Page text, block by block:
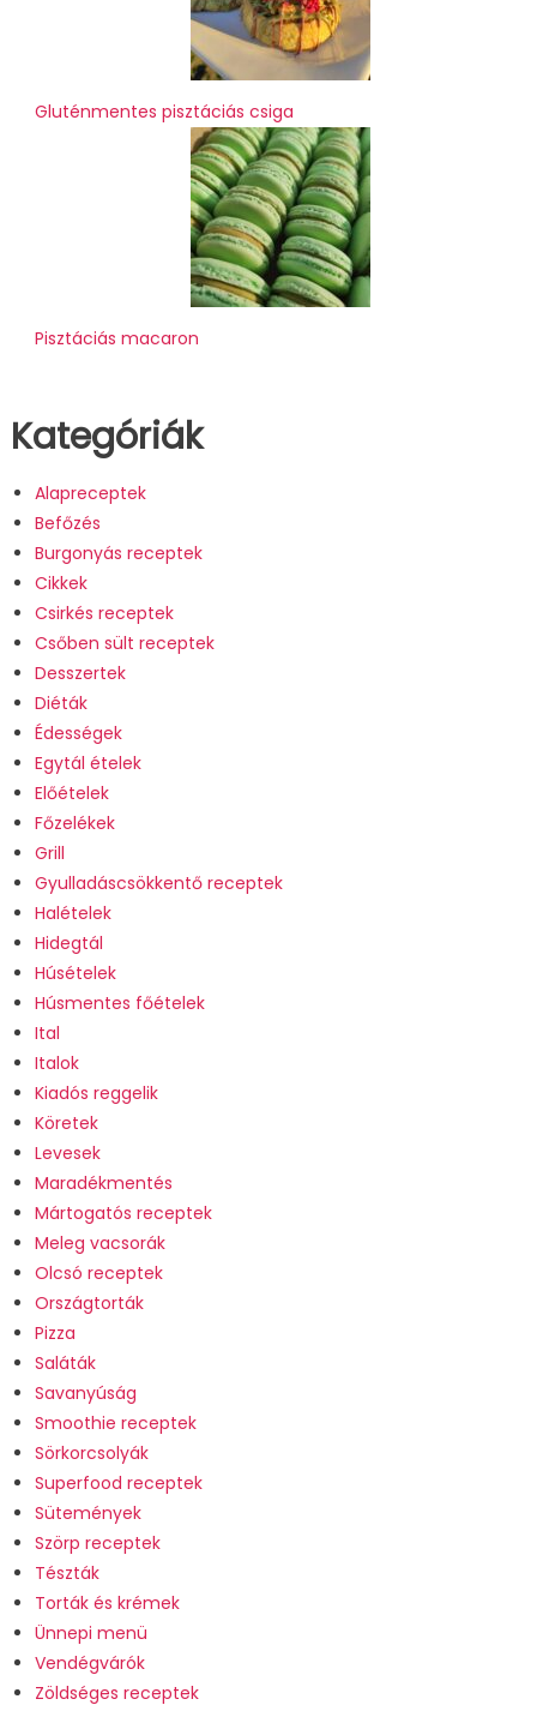
Gluténmentes pisztáciás csiga
Pisztáciás macaron
Kategóriák
Alapreceptek
Befőzés
Burgonyás receptek
Cikkek
Csirkés receptek
Csőben sült receptek
Desszertek
Diéták
Édességek
Egytál ételek
Előételek
Főzelékek
Grill
Gyulladáscsökkentő receptek
Halételek
Hidegtál
Húsételek
Húsmentes főételek
Ital
Italok
Kiadós reggelik
Köretek
Levesek
Maradékmentés
Mártogatós receptek
Meleg vacsorák
Olcsó receptek
Országtorták
Pizza
Saláták
Savanyúság
Smoothie receptek
Sörkorcsolyák
Superfood receptek
Sütemények
Szörp receptek
Tészták
Torták és krémek
Ünnepi menü
Vendégvárók
Zöldséges receptek